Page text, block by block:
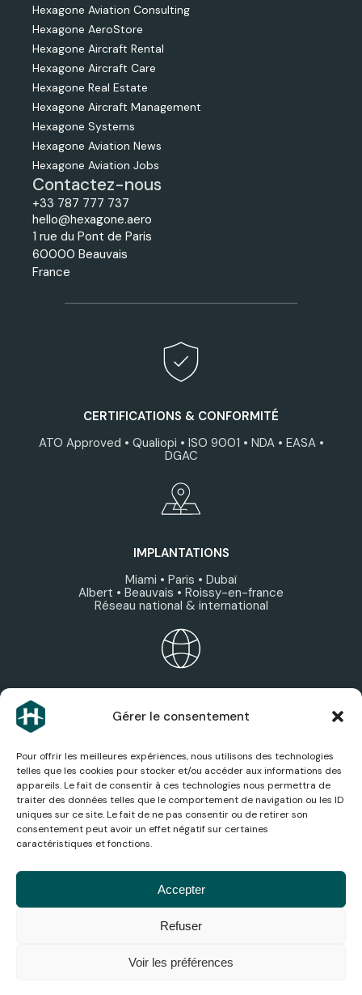
Gérer le consentement
Pour offrir les meilleures expériences, nous utilisons des technologies
telles que les cookies pour stocker et/ou accéder aux informations des
appareils. Le fait de consentir à ces technologies nous permettra de
traiter des données telles que le comportement de navigation ou les ID
uniques sur ce site. Le fait de ne pas consentir ou de retirer son
consentement peut avoir un effet négatif sur certaines
caractéristiques et fonctions.
Accepter
Refuser
Voir les préférences
Hexagone Aviation Consulting
Hexagone AeroStore
Hexagone Aircraft Rental
Hexagone Aircraft Care
Hexagone Real Estate
Hexagone Aircraft Management
Hexagone Systems
Hexagone Aviation News
Hexagone Aviation Jobs
Contactez-nous
+33 787 777 737
hello@hexagone.aero
1 rue du Pont de Paris
60000 Beauvais
France
CERTIFICATIONS & CONFORMITÉ
ATO Approved • Qualiopi • ISO 9001 • NDA • EASA •
DGAC
IMPLANTATIONS
Miami • Paris • Dubaï
Albert • Beauvais • Roissy-en-france
Réseau national & international
Découvrez les expertises, services et sociétés du
ACTUALITÉS AÉRONAUTIQUES
légalesconfidentialité
générales